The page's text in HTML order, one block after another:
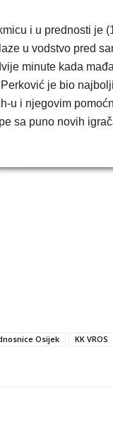
i u prednosti je
u vodstvo pred
minute kada
je bio
u i njegovim
sa puno novih
Osijek KK VROS